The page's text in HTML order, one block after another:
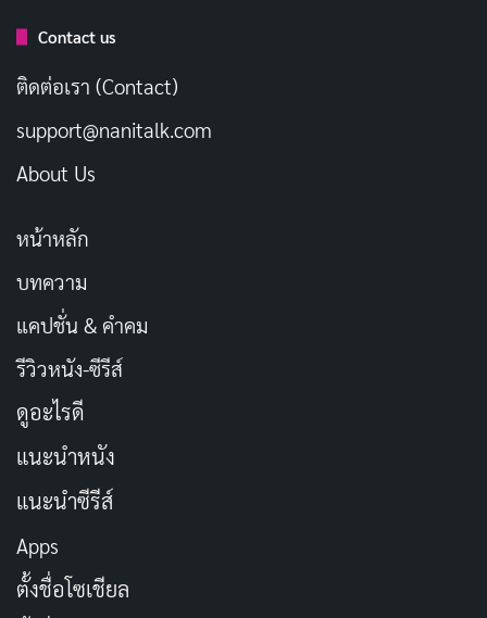
ละครคังซานมาก เขาต้องเผชิญกับความเจ็บปวดทั้งทาง
กายและใจ แต่เขาก็ไม่ยอมแพ้และพยายามที่จะใช้พลัง
ฉันยังชอบการแสดงของจองอูและแบฮยอนซองมาก ทั้งสอง
คนต้องแสดงอารมณ์ที่หนักหน่วง จองอูและแบฮยอนซอง
เป็นธรรมชาติและน่าเชื่อถือมาก
ดูได้ที่ NETFLIX
รีวิว Miraculous Brothers
IMDb - 7.5
Contact us
ติดต่อเรา (Contact)
support@nanitalk.com
About Us
หน้าหลัก
บทความ
แคปชั่น & คำคม
รีวิวหนัง-ซีรีส์
ดูอะไรดี
แนะนำหนัง
แนะนำซีรีส์
Apps
ตั้งชื่อโซเชียล